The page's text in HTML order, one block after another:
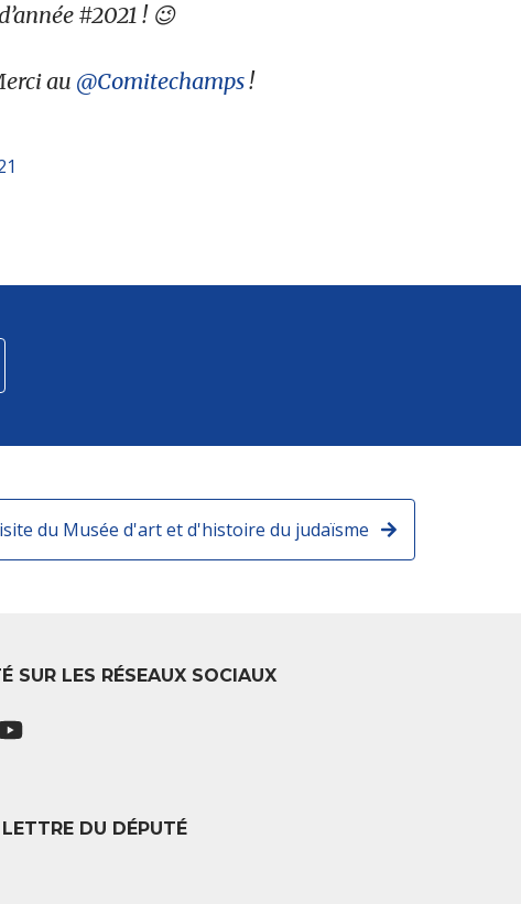
#2021 ! 😉
au @Comitechamps!
du Musée d'art et d'histoire du judaïsme
SUR LES RÉSEAUX SOCIAUX
DU DÉPUTÉ